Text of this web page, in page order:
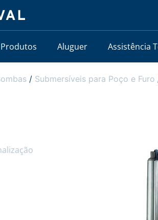
Produtos Aluguer Assistência
/ Submersíveis para Poço e Furo